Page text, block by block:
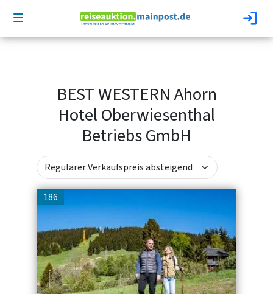
BEST WESTERN Ahorn
Hotel Oberwiesenthal
Betriebs GmbH
186